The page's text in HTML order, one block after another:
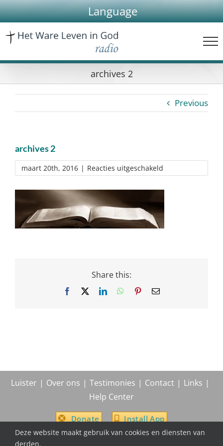
Skip
to
content
Language
archives 2
Previous
archives 2
maart 20th, 2016 | Reacties uitgeschakeld
archives
2
Share this:
Facebook LinkedInWhatsApp
PinterestEmail
Luister Over ons Testimonies Contact
Links
Help Center
Donate Install App
Deze website maakt gebruik van cookies en diensten van
derden.